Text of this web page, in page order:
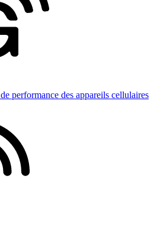
performance des appareils cellulaires